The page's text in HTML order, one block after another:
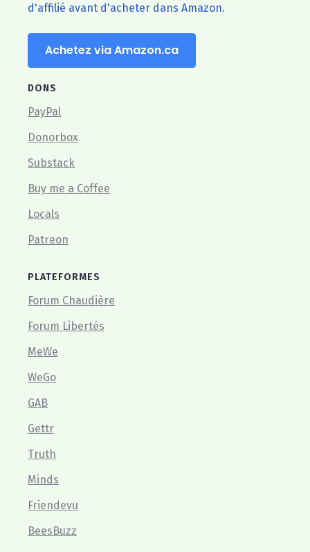
d'affilié avant d'acheter dans Amazon.
Achetez via Amazon.ca
DONS
PayPal
Donorbox
Substack
Buy me a Coffee
Locals
Patreon
PLATEFORMES
Forum Chaudière
Forum Libertés
MeWe
WeGo
GAB
Gettr
Truth
Minds
Friendevu
BeesBuzz